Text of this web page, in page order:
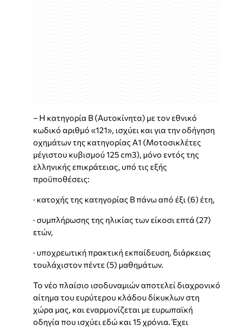
– Η κατηγορία Β (Αυτοκίνητα) με τον εθνικό
κωδικό αριθμό «121», ισχύει και για την οδήγηση
οχημάτων της κατηγορίας Α1 (Μοτοσικλέτες
μέγιστου κυβισμού 125 cm3), μόνο εντός της
ελληνικής επικράτειας, υπό τις εξής
προϋποθέσεις:
· κατοχής της κατηγορίας Β πάνω από έξι (6) έτη,
· συμπλήρωσης της ηλικίας των είκοσι επτά (27)
ετών,
· υποχρεωτική πρακτική εκπαίδευση, διάρκειας
τουλάχιστον πέντε (5) μαθημάτων.
Το νέο πλαίσιο ισοδυναμιών αποτελεί διαχρονικό
αίτημα του ευρύτερου κλάδου δίκυκλων στη
χώρα μας, και εναρμονίζεται με ευρωπαϊκή
οδηγία που ισχύει εδώ και 15 χρόνια. Έχει